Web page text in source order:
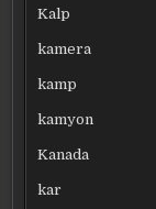
Kalp
kamera
kamp
kamyon
Kanada
kar